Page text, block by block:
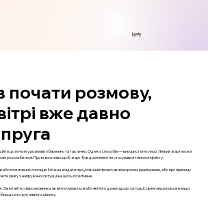
Login
почати розмову,
вже давно
до початку розмови обережно та тактично. Один із способів — використати гумор. Легкий жарт може
розслабитися. Проте важливо, щоб жарт був доречним і не стосувався теми конфлікту.
або позитивних спогадів. Можна згадати про успішний проект, який ви разом реалізували, або про приємну
увагу з напруженої ситуації на щось позитивне.
Запитайте співрозмовника, як він почувається або які його думки щодо ситуації. Це не лише покаже вашу
конструктивного діалогу.